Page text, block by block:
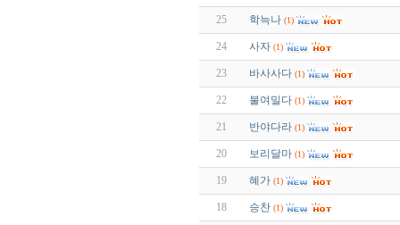
25 학늑나 (1)
24 사자 (1)
23 바사사다 (1)
22 불여밀다 (1)
21 반야다라 (1)
20 보리달마 (1)
19 혜가 (1)
18 승찬 (1)